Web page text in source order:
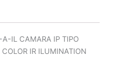
IL CAMARA IP TIPO
IR ILUMINATION